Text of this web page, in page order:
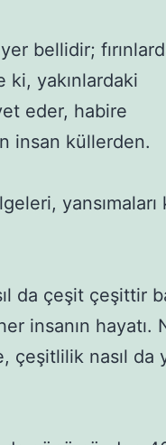
bellidir;
ki, yakınlardaki
eder, habire
insan küllerden.
yansımaları
da çeşit çeşittir
insanın hayatı.
çeşitlilik nasıl da